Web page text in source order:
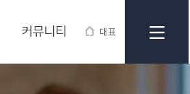
대표
커뮤니티